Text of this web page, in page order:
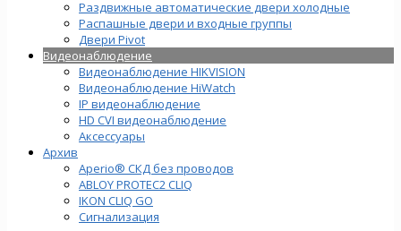
Раздвижные автоматические двери холодные
Распашные двери и входные группы
Двери Pivot
Видеонаблюдение
Видеонаблюдение HIKVISION
Видеонаблюдение HiWatch
IP видеонаблюдение
HD CVI видеонаблюдение
Аксессуары
Архив
Aperio® СКД без проводов
ABLOY PROTEC2 CLIQ
IKON CLIQ GO
Сигнализация